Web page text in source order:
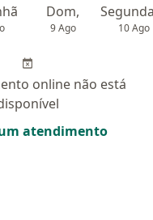
Dom,
9 Ago 10 Ago
online não está
atendimento